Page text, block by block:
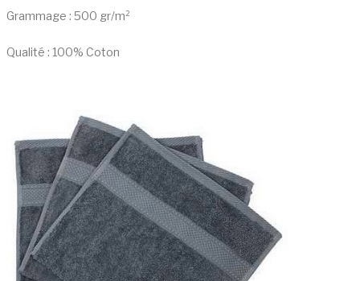
Grammage : 500 gr/m²
Qualité : 100% Coton